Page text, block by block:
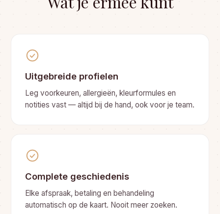
Uitgebreide profielen
Leg voorkeuren, allergieën, kleurformules en
notities vast — altijd bij de hand, ook voor je team.
Complete geschiedenis
Elke afspraak, betaling en behandeling
automatisch op de kaart. Nooit meer zoeken.